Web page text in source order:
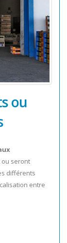
ou
ou seront
différents
entre